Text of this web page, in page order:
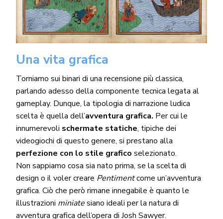
Una vita grafica
Torniamo sui binari di una recensione più classica,
parlando adesso della componente tecnica legata al
gameplay. Dunque, la tipologia di narrazione ludica
scelta è quella dell’avventura grafica. Per cui le
innumerevoli schermate statiche, tipiche dei
videogiochi di questo genere, si prestano alla
perfezione con lo stile graficoselezionato.
Non sappiamo cosa sia nato prima, se la scelta di
design o il voler creare Pentimentcome un’avventura
grafica. Ciò che però rimane innegabile è quanto le
illustrazioni miniatesiano ideali per la natura di
avventura grafica dell’opera di Josh Sawyer.